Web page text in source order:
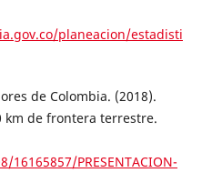
planeacion/estadisti
de Colombia. (2018).
km de frontera terrestre.
PRESENTACION-